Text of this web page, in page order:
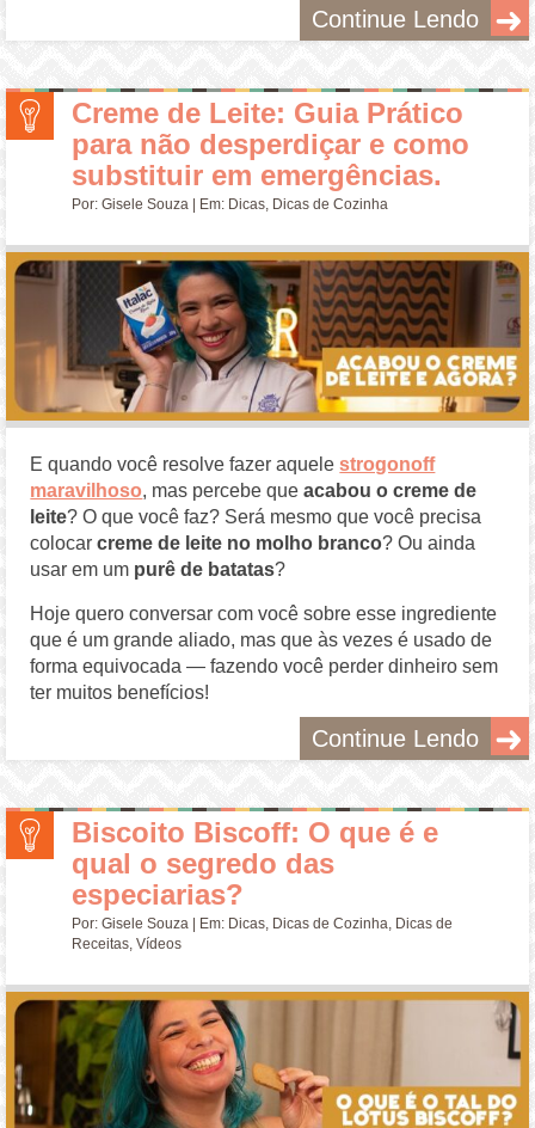
Continue Lendo
Creme de Leite: Guia Prático
para não desperdiçar e como
substituir em emergências.
Por:Gisele Souza | Em: Dicas, Dicas de Cozinha
E quando você resolve fazer aquelestrogonoff
maravilhoso, mas percebe queacabou o creme de
leite? O que você faz? Será mesmo que você precisa
colocarcreme de leite no molho branco? Ou ainda
usar em um purê de batatas?
Hoje quero conversar com você sobre esse ingrediente
que é um grande aliado, mas que às vezes é usado de
forma equivocada — fazendo você perder dinheiro sem
ter muitos benefícios!
Continue Lendo
Biscoito Biscoff: O que é e
qual o segredo das
especiarias?
Por:Gisele Souza | Em: Dicas Dicas de Cozinha Dicas de
Receitas ,Vídeos